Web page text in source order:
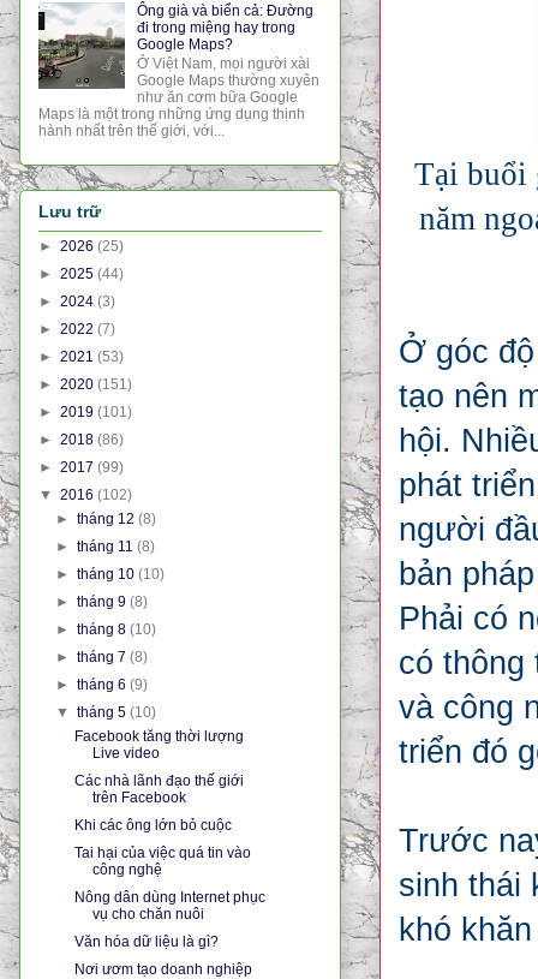
Tại buổi
năm
Ở góc
tạo nên
hội.
phát
người
bản
Phải có
có thông
và công
triển đó
Trước
sinh thái
khó
Ông già và biển cả: Đường
đi trong miệng hay trong
Google Maps?
Ở Việt Nam, mọi người xài
Google Maps thường xuyên
như ăn cơm bữa Google
Maps là một trong những ứng dụng thịnh
hành nhất trên thế giới, với...
Lưu trữ
► 2026 (25)
► 2025 (44)
► 2024 (3)
► 2022 (7)
► 2021 (53)
► 2020 (151)
► 2019 (101)
► 2018 (86)
► 2017 (99)
▼ 2016 (102)
►tháng 12(8)
►tháng 11(8)
►tháng 10(10)
►tháng 9(8)
►tháng 8(10)
►tháng 7(8)
►tháng 6(9)
▼tháng 5(10)
Facebook tăng thời lượng
Live video
Các nhà lãnh đạo thế giới
trên Facebook
Khi các ông lớn bỏ cuộc
Tai hại của việc quá tin vào
công nghệ
Nông dân dùng Internet phục
vụ cho chăn nuôi
Văn hóa dữ liệu là gì?
Nơi ươm tạo doanh nghiệp